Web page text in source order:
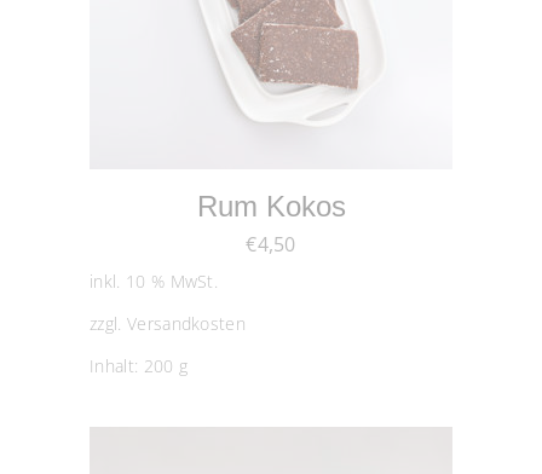
Rum Kokos
€4,50
inkl. 10 % MwSt.
zzgl. Versandkosten
Inhalt: 200 g